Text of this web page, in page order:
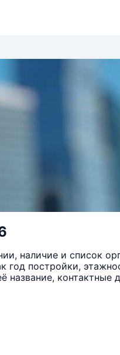
наличие и список
год постройки,
контактные